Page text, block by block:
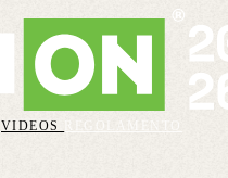
VIDEOS
REGOLAMENTO